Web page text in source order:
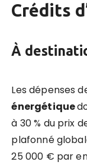
Crédits
À
Les dépenses
énergétique
à 30 % du prix
plafonné
25 000 € par